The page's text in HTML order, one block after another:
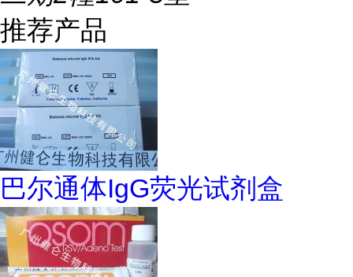
推荐产品
巴尔通体IgG荧光试剂盒